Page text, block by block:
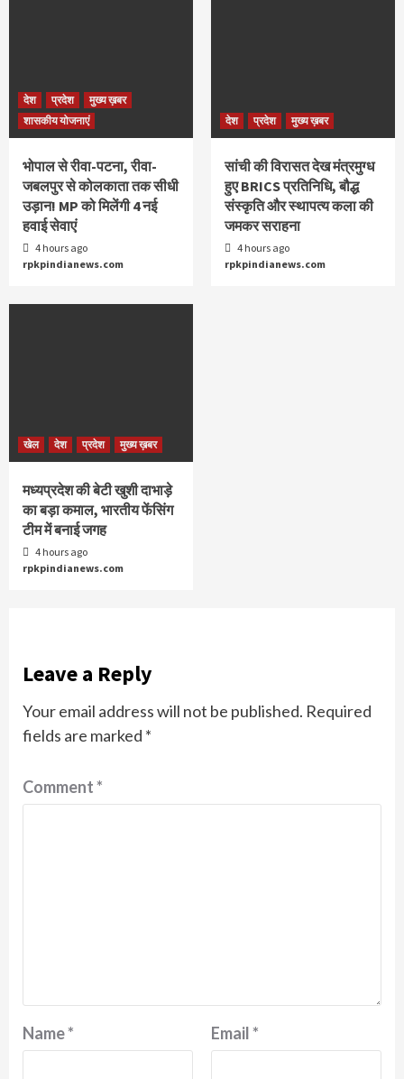
देश प्रदेश
मुख्य ख़बर
शासकीय योजनाएं
भोपाल से रीवा-पटना, रीवा-
जबलपुर से कोलकाता तक सीधी
उड़ान! MP को मिलेंगी 4 नई
हवाई सेवाएं
4 hours ago
rpkpindianews.com
देश प्रदेश मुख्य ख़बर
सांची की विरासत देख मंत्रमुग्ध
हुए BRICS प्रतिनिधि, बौद्ध
संस्कृति और स्थापत्य कला की
जमकर सराहना
4 hours ago
rpkpindianews.com
खेल देश प्रदेश मुख्य ख़बर
मध्यप्रदेश की बेटी खुशी दाभाड़े
का बड़ा कमाल, भारतीय फेंसिंग
टीम में बनाई जगह
4 hours ago
rpkpindianews.com
Leave a Reply
Your email address will not be published. Required
fields are marked *
Comment*
Name* Email*